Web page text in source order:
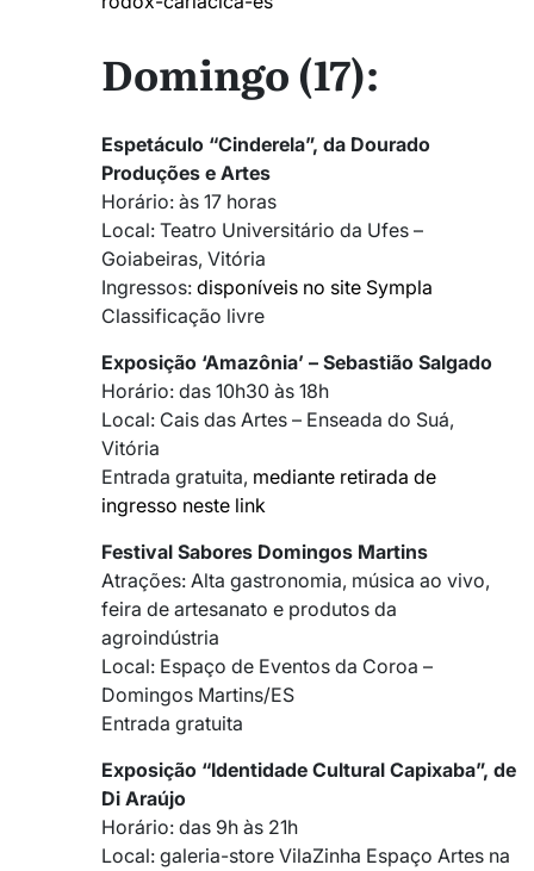
Domingo (17):
Espetáculo “Cinderela”, da Dourado
Produções e Artes
Horário: às 17 horas
Local: Teatro Universitário da Ufes –
Goiabeiras, Vitória
Ingressos: disponíveis no site Sympla
Classificação livre
Exposição ‘Amazônia’ – Sebastião Salgado
Horário: das 10h30 às 18h
Local: Cais das Artes – Enseada do Suá,
Vitória
Entrada gratuita, mediante retirada de
ingresso neste link
Festival Sabores Domingos Martins
Atrações: Alta gastronomia, música ao vivo,
feira de artesanato e produtos da
agroindústria
Local: Espaço de Eventos da Coroa –
Domingos Martins/ES
Entrada gratuita
Exposição “Identidade Cultural Capixaba”, de
Di Araújo
Horário: das 9h às 21h
Local: galeria-store VilaZinha Espaço Artes na